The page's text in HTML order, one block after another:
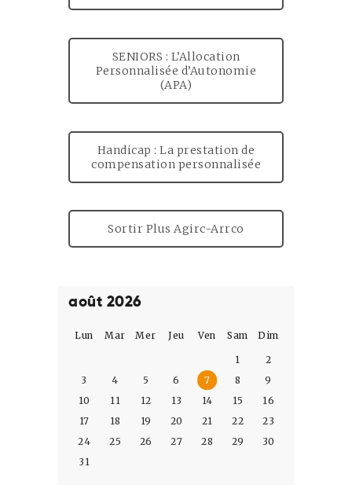
SENIORS : L’Allocation
Personnalisée d’Autonomie
(APA)
Handicap : La prestation de
compensation personnalisée
Sortir Plus Agirc-Arrco
août 2026
Lun Mar Mer Jeu Ven Sam Dim
1
2
3
4 5 6 7 8
9
10
11 12 13 14 15
16
17
18 19 20 21 22
23
24
25 26 27 28 29
30
31